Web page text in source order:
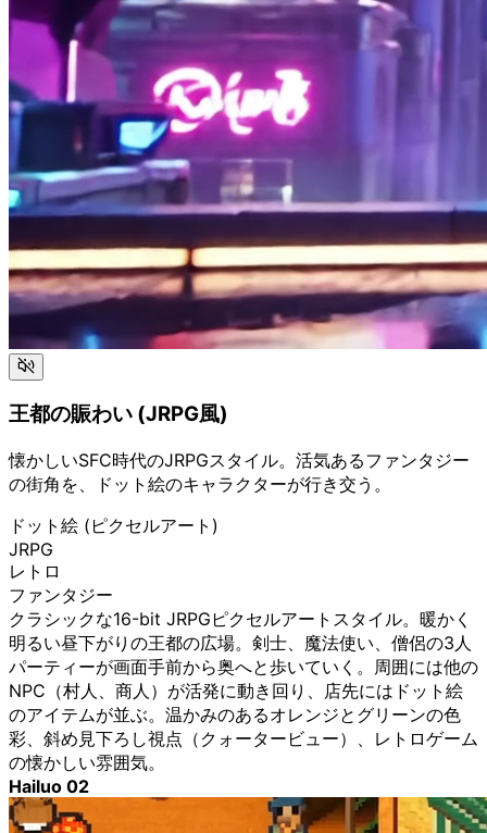
王都の賑わい (JRPG風)
懐かしいSFC時代のJRPGスタイル。活気あるファンタジー
の街角を、ドット絵のキャラクターが行き交う。
ドット絵 (ピクセルアート)
JRPG
レトロ
ファンタジー
クラシックな16-bit JRPGピクセルアートスタイル。暖かく
明るい昼下がりの王都の広場。剣士、魔法使い、僧侶の3人
パーティーが画面手前から奥へと歩いていく。周囲には他の
NPC（村人、商人）が活発に動き回り、店先にはドット絵
のアイテムが並ぶ。温かみのあるオレンジとグリーンの色
彩、斜め見下ろし視点（クォータービュー）、レトロゲーム
の懐かしい雰囲気。
Hailuo 02